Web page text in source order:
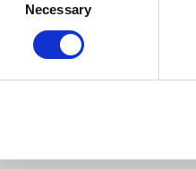
Necessary